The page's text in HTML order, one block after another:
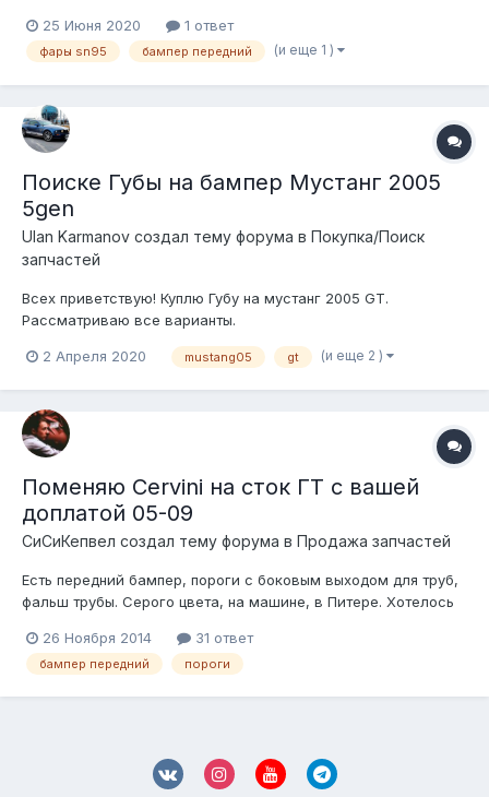
25 Июня 2020
1 ответ
фары sn95 бампер передний (и еще 1 )
Поиске Губы на бампер Мустанг 2005
5gen
Ulan Karmanov создал тему форума в Покупка/Поиск
запчастей
Всех приветствую! Куплю Губу на мустанг 2005 GT.
Рассматриваю все варианты.
2 Апреля 2020 mustang05 gt (и еще 2 )
Поменяю Cervini на сток ГТ с вашей
доплатой 05-09
СиСиКепвел создал тему форума в Продажа запчастей
Есть передний бампер, пороги с боковым выходом для труб,
фальш трубы. Серого цвета, на машине, в Питере. Хотелось
26 Ноября 2014
31 ответ
бампер передний пороги